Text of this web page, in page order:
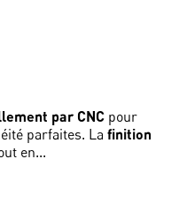
par CNC pour
parfaites. La finition
en...